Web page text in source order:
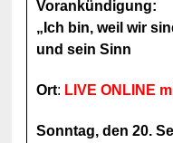
Vorankündigung:
„Ich bin, weil wir
und sein Sinn
Ort: LIVE ONLINE
Sonntag, den 20.